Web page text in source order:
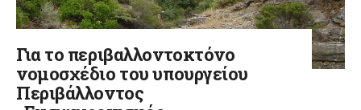
Για το περιβαλλοντοκτόνο
νομοσχέδιο του υπουργείου
Περιβάλλοντος